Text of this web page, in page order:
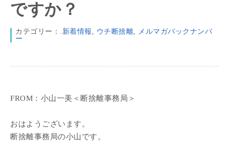
ですか？
カテゴリー： .新着情報 , ウチ断捨離, メルマガバックナンバ
ー
FROM：小山一美＜断捨離事務局＞
おはようございます。
断捨離事務局の小山です。